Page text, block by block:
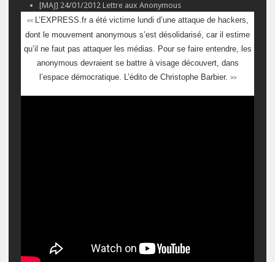
[MAJ] 24/01/2012 Lettre aux Anonymous
<< L’EXPRESS.fr a été victime lundi d’une attaque de hackers,
dont le mouvement anonymous s’est désolidarisé, car il estime
qu’il ne faut pas attaquer les médias. Pour se faire entendre, les
anonymous devraient se battre à visage découvert, dans
l’espace démocratique. L’édito de Christophe Barbier. >>